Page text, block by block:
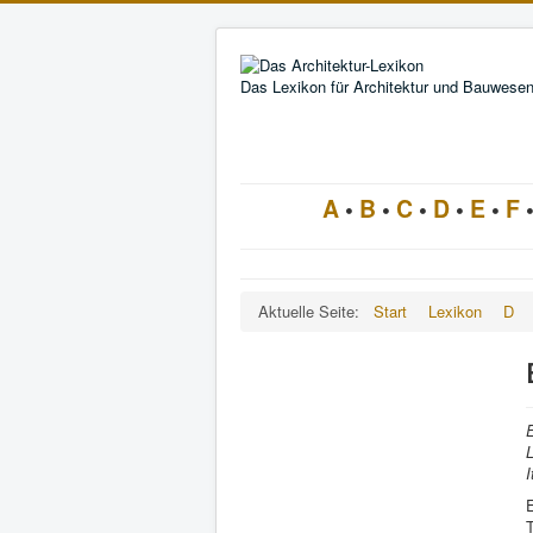
Das Lexikon für Architektur und Bauwesen
A • B • C • D • E • F •
Aktuelle Seite: Start Lexikon D